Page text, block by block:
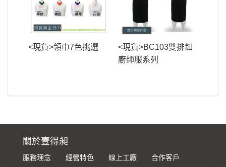
<現貨>領巾7色挑選
<現貨>BC103雙排釦
廚師服系列
關於壹得昶
服務理念 經營特色 線上工廠 合作客戶